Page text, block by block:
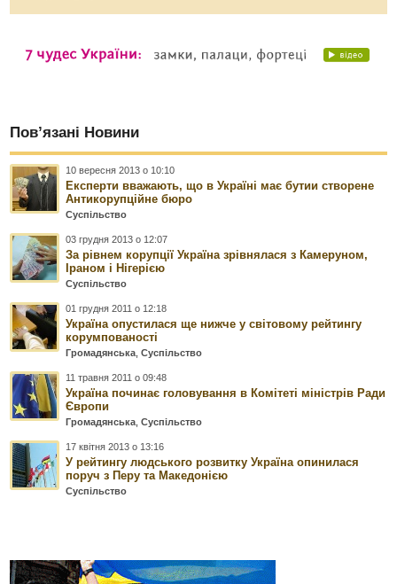
Пов’язані Новини
10 вересня 2013 о 10:10
Експерти вважають, що в Україні має бутии створене
Антикорупційне бюро
Суспільство
03 грудня 2013 о 12:07
За рівнем корупції Україна зрівнялася з Камеруном,
Іраном і Нігерією
Суспільство
01 грудня 2011 о 12:18
Україна опустилася ще нижче у світовому рейтингу
корумпованості
Громадянська ,Суспільство
11 травня 2011 о 09:48
Україна починає головування в Комітеті міністрів Ради
Європи
Громадянська ,Суспільство
17 квітня 2013 о 13:16
У рейтингу людського розвитку Україна опинилася
поруч з Перу та Македонією
Суспільство